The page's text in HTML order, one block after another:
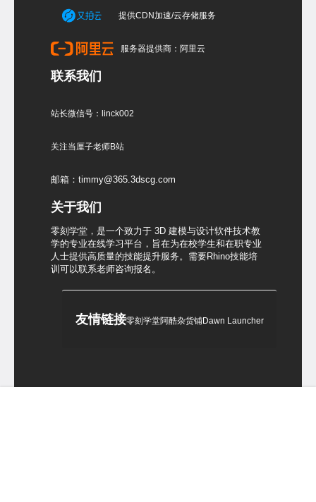
提供CDN加速/云存储服务
服务器提供商：阿里云
联系我们
站长微信号：linck002
关注当厘子老师B站
邮箱：timmy@365.3dscg.com
关于我们
零刻学堂，是一个致力于 3D 建模与设计软件技术教
学的专业在线学习平台，旨在为在校学生和在职专业
人士提供高质量的技能提升服务。需要Rhino技能培
训可以联系老师咨询报名。
友情链接零刻学堂阿酷杂货铺Dawn Launcher